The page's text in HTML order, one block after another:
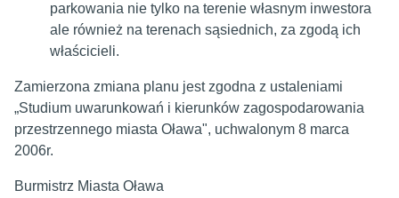
parkowania nie tylko na terenie własnym inwestora
ale również na terenach sąsiednich, za zgodą ich
właścicieli.
Zamierzona zmiana planu jest zgodna z ustaleniami
„Studium uwarunkowań i kierunków zagospodarowania
przestrzennego miasta Oława", uchwalonym 8 marca
2006r.
Burmistrz Miasta Oława